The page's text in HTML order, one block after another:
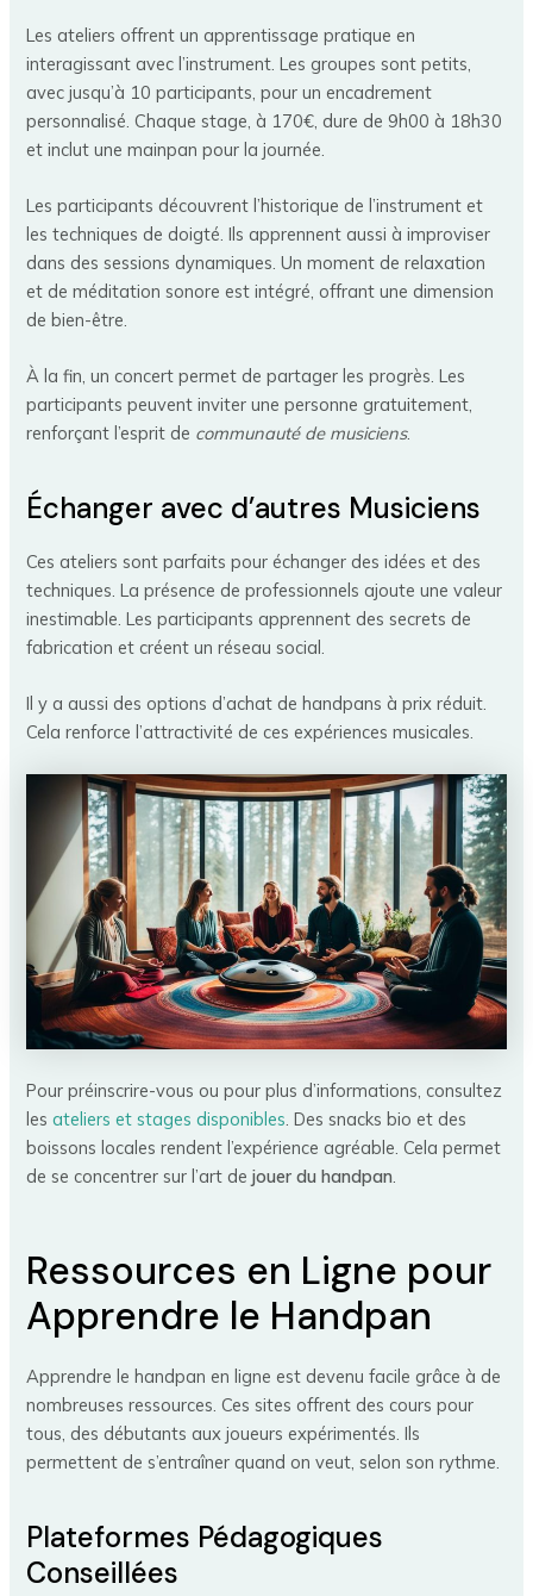
Les ateliers offrent un apprentissage pratique en
interagissant avec l’instrument. Les groupes sont petits,
avec jusqu’à 10 participants, pour un encadrement
personnalisé. Chaque stage, à 170€, dure de 9h00 à 18h30
et inclut une mainpan pour la journée.
Les participants découvrent l’historique de l’instrument et
les techniques de doigté. Ils apprennent aussi à improviser
dans des sessions dynamiques. Un moment de relaxation
et de méditation sonore est intégré, offrant une dimension
de bien-être.
À la fin, un concert permet de partager les progrès. Les
participants peuvent inviter une personne gratuitement,
renforçant l’esprit de communauté de musiciens.
Échanger avec d’autres Musiciens
Ces ateliers sont parfaits pour échanger des idées et des
techniques. La présence de professionnels ajoute une valeur
inestimable. Les participants apprennent des secrets de
fabrication et créent un réseau social.
Il y a aussi des options d’achat de handpans à prix réduit.
Cela renforce l’attractivité de ces expériences musicales.
Pour préinscrire-vous ou pour plus d’informations, consultez
lesateliers et stages disponibles. Des snacks bio et des
boissons locales rendent l’expérience agréable. Cela permet
de se concentrer sur l’art dejouer du handpan.
Ressources en Ligne pour
Apprendre le Handpan
Apprendre le handpan en ligne est devenu facile grâce à de
nombreuses ressources. Ces sites offrent des cours pour
tous, des débutants aux joueurs expérimentés. Ils
permettent de s’entraîner quand on veut, selon son rythme.
Plateformes Pédagogiques
Conseillées